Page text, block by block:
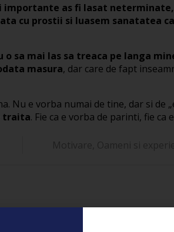
importante as fi lasat neterminate,
cu prostii si luasem sanatatea
o sa mai las sa treaca pe langa
masura, dar care de fapt
Nu e vorba numai de tine, dar si de
traita. Fie ca e vorba de parinti, fie ca